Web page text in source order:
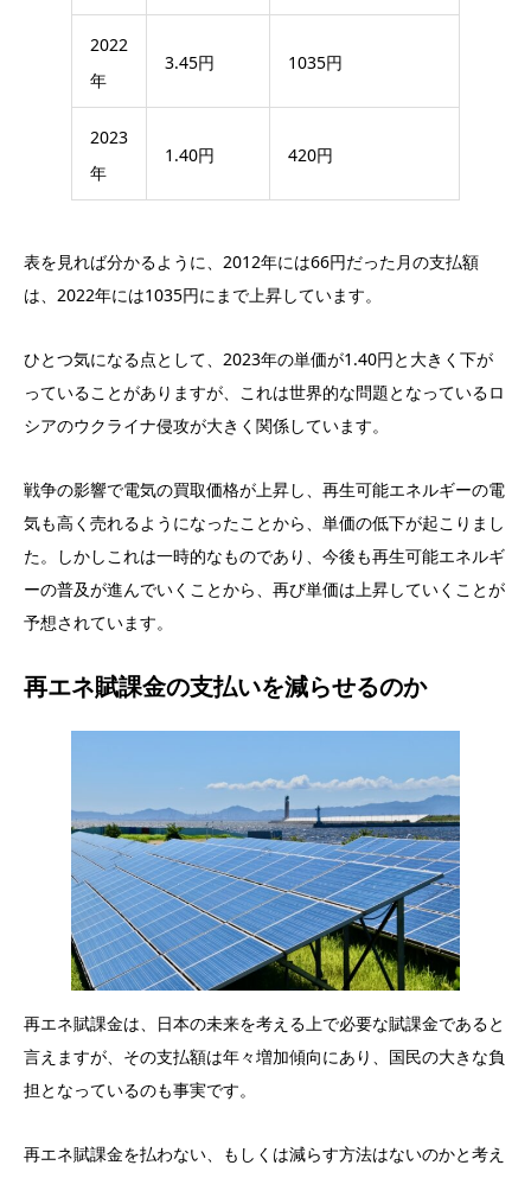
2022
年
3.45円 1035円
2023
年
1.40円 420円
表を見れば分かるように、2012年には66円だった月の支払額
は、2022年には1035円にまで上昇しています。
ひとつ気になる点として、2023年の単価が1.40円と大きく下が
っていることがありますが、これは世界的な問題となっているロ
シアのウクライナ侵攻が大きく関係しています。
戦争の影響で電気の買取価格が上昇し、再生可能エネルギーの電
気も高く売れるようになったことから、単価の低下が起こりまし
た。しかしこれは一時的なものであり、今後も再生可能エネルギ
ーの普及が進んでいくことから、再び単価は上昇していくことが
予想されています。
再エネ賦課金の支払いを減らせるのか
再エネ賦課金は、日本の未来を考える上で必要な賦課金であると
言えますが、その支払額は年々増加傾向にあり、国民の大きな負
担となっているのも事実です。
再エネ賦課金を払わない、もしくは減らす方法はないのかと考え